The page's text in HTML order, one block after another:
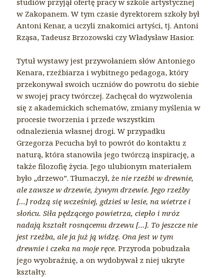
studiów przyjął ofertę pracy w szkole artystycznej
w Zakopanem. W tym czasie dyrektorem szkoły był
Antoni Kenar, a uczyli znakomici artyści, tj. Antoni
Rząsa, Tadeusz Brzozowski czy Władysław Hasior.
Tytuł wystawy jest przywołaniem słów Antoniego
Kenara, rzeźbiarza i wybitnego pedagoga, który
przekonywał swoich uczniów do powrotu do siebie
w swojej pracy twórczej. Zachęcał do wyzwolenia
się z akademickich schematów, zmiany myślenia w
procesie tworzenia i przede wszystkim
odnalezienia własnej drogi. W przypadku
Grzegorza Pecucha był to powrót do kontaktu z
naturą, która stanowiła jego twórczą inspirację, a
także filozofię życia. Jego ulubionym materiałem
było „drzewo”. Tłumaczył, żenie rzeźbi w drewnie,
ale zawsze w drzewie, żywym drzewie. Jego rzeźby
[…] rodzą się wcześniej, gdzieś w lesie, na wietrze i
słońcu. Siła pędzącego powietrza, ciepło i mróz
nadają kształt rosnącemu drzewu […]. To jeszcze nie
jest rzeźba, ale ja już ją widzę. Ona jest w tym
drewnie i czeka na moje ręce. Przyroda pobudzała
jego wyobraźnię, a on wydobywał z niej ukryte
kształty.